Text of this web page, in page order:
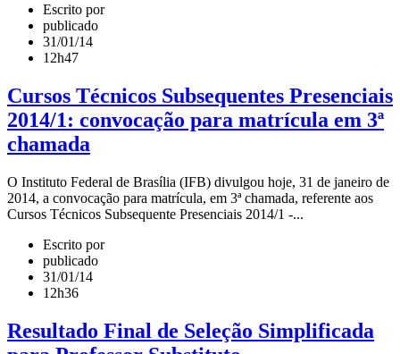
Escrito por
publicado
31/01/14
12h47
Cursos Técnicos Subsequentes Presenciais
2014/1: convocação para matrícula em 3ª
chamada
O Instituto Federal de Brasília (IFB) divulgou hoje, 31 de janeiro de
2014, a convocação para matrícula, em 3ª chamada, referente aos
Cursos Técnicos Subsequente Presenciais 2014/1 -...
Escrito por
publicado
31/01/14
12h36
Resultado Final de Seleção Simplificada